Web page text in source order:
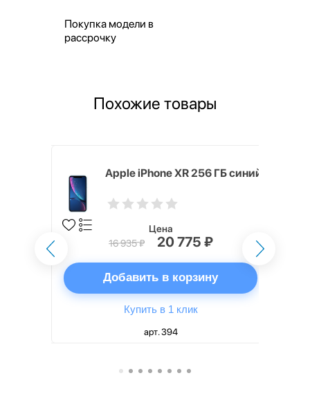
Покупка модели в
рассрочку
Похожие товары
Apple iPhone XR 256 ГБ синий
Цена
16 935 ₽
20 775 ₽
Добавить в корзину
Купить в 1 клик
арт. 394